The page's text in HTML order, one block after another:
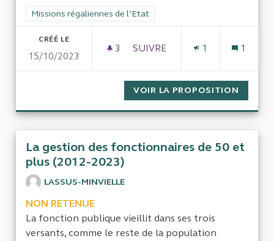
Filtrer les résultats de la catégorie : Missions régaliennes de
Missions régaliennes de l’Etat
CRÉÉ LE
15/10/2023
3 3 ABONNÉS
SUIVRE 1 1
VOIR LA PROPOSITION
La gestion des fonctionnaires de 50 et
plus (2012-2023)
LASSUS-MINVIELLE
NON RETENUE
La fonction publique vieillit dans ses trois
versants, comme le reste de la population